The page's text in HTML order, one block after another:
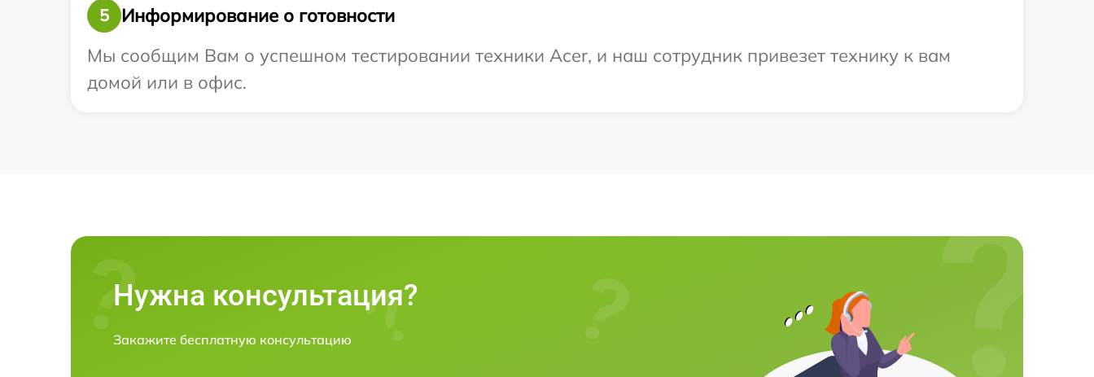
5
Информирование о готовности
Мы сообщим Вам о успешном тестировании техники Acer, и наш сотрудник привезет технику к вам
домой или в офис.
Нужна консультация?
Закажите бесплатную консультацию